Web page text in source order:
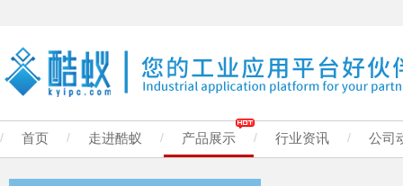
/ 首页 / 走进酷蚁 / 产品展示 / 行业资讯 / 公司